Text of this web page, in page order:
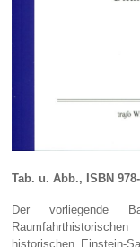
Tab. u. Abb., ISBN
Der vorliegende
historischen Einstein-